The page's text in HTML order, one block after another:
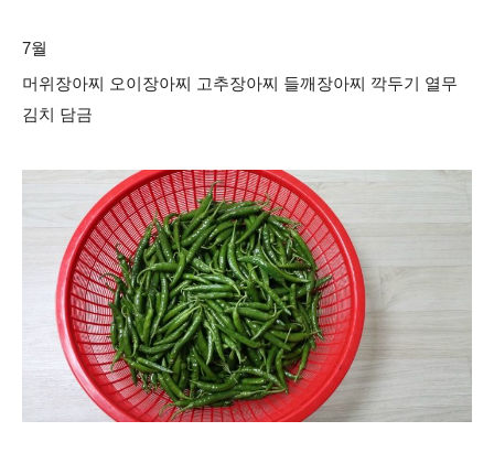
7월
머위장아찌 오이장아찌 고추장아찌 들깨장아찌 깍두기 열무
김치 담금